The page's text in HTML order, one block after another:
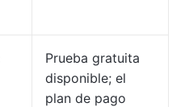
Prueba gratuita
disponible; el
plan de pago